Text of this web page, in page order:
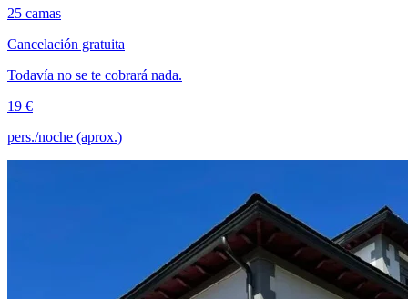
25 camas
Cancelación gratuita
Todavía no se te cobrará nada.
19 €
pers./noche (aprox.)